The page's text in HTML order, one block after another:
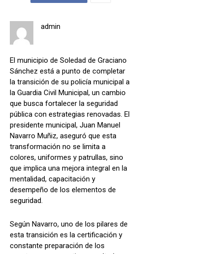
admin
El municipio de Soledad de Graciano
Sánchez está a punto de completar
la transición de su policía municipal a
la Guardia Civil Municipal, un cambio
que busca fortalecer la seguridad
pública con estrategias renovadas. El
presidente municipal, Juan Manuel
Navarro Muñiz, aseguró que esta
transformación no se limita a
colores, uniformes y patrullas, sino
que implica una mejora integral en la
mentalidad, capacitación y
desempeño de los elementos de
seguridad.
Según Navarro, uno de los pilares de
esta transición es la certificación y
constante preparación de los